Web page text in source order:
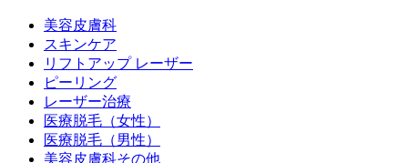
美容皮膚科
スキンケア
リフトアップ レーザー
ピーリング
レーザー治療
医療脱毛（女性）
医療脱毛（男性）
美容皮膚科その他